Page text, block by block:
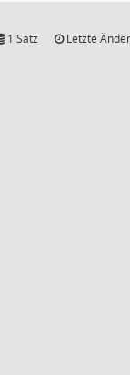
1 Satz Letzte